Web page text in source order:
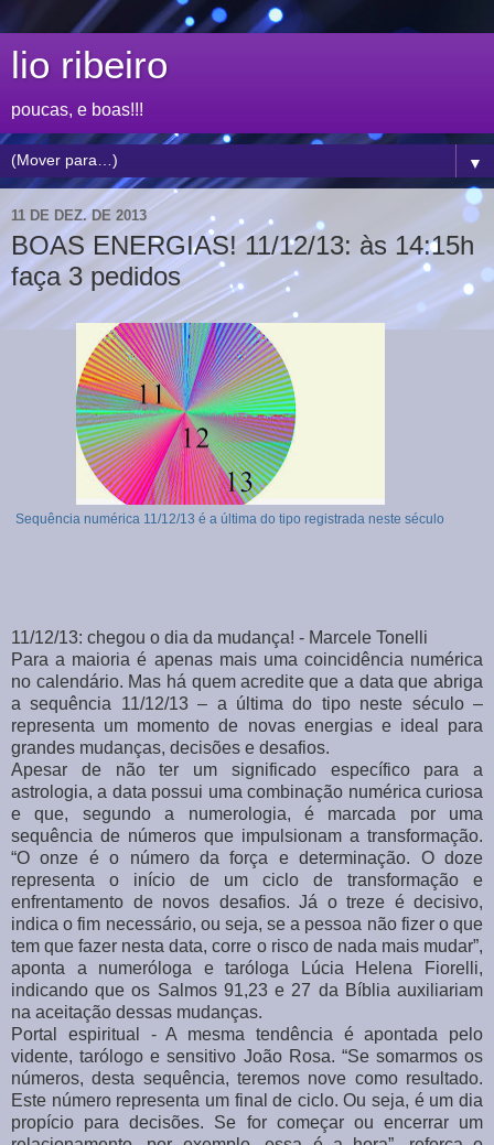
lio ribeiro
poucas, e boas!!!
▼
11 DE DEZ. DE 2013
BOAS ENERGIAS! 11/12/13: às 14:15h
faça 3 pedidos
Sequência numérica 11/12/13 é a última do tipo registrada neste século
11/12/13: chegou o dia da mudança! - Marcele Tonelli
Para a maioria é apenas mais uma coincidência numérica
no calendário. Mas há quem acredite que a data que abriga
a sequência 11/12/13 – a última do tipo neste século –
representa um momento de novas energias e ideal para
grandes mudanças, decisões e desafios.
Apesar de não ter um significado específico para a
astrologia, a data possui uma combinação numérica curiosa
e que, segundo a numerologia, é marcada por uma
sequência de números que impulsionam a transformação.
“O onze é o número da força e determinação. O doze
representa o início de um ciclo de transformação e
enfrentamento de novos desafios. Já o treze é decisivo,
indica o fim necessário, ou seja, se a pessoa não fizer o que
tem que fazer nesta data, corre o risco de nada mais mudar”,
aponta a numeróloga e taróloga Lúcia Helena Fiorelli,
indicando que os Salmos 91,23 e 27 da Bíblia auxiliariam
na aceitação dessas mudanças.
Portal espiritual - A mesma tendência é apontada pelo
vidente, tarólogo e sensitivo João Rosa. “Se somarmos os
números, desta sequência, teremos nove como resultado.
Este número representa um final de ciclo. Ou seja, é um dia
propício para decisões. Se for começar ou encerrar um